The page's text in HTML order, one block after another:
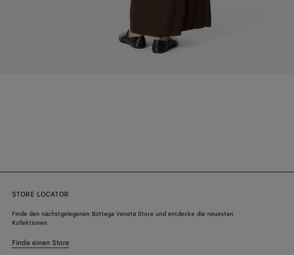
STORE LOCATOR
Finde den nächstgelegenen Bottega Veneta Store und entdecke die neuesten
Kollektionen.
Finde einen Store